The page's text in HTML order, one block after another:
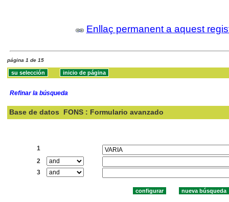
Enllaç permanent a aquest
página 1 de 15
Refinar la búsqueda
Base de datos FONS : Formulario avanzado
1
2
3